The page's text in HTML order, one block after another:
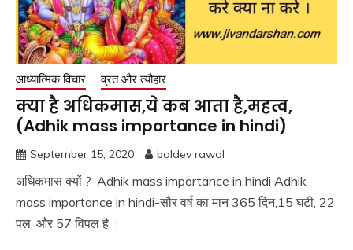
आध्यात्मिक विचार व्रत और त्यौहार
क्या है अधिकमास,ये कब आता है,महत्व,
(Adhik mass importance in hindi)
September 15, 2020 baldev rawal
अधिकमास क्यों ?-Adhik mass importance in hindi Adhik
mass importance in hindi-सौर वर्ष का मान 365 दिन,15 घटी, 22
पल, और 57 विपल है ।